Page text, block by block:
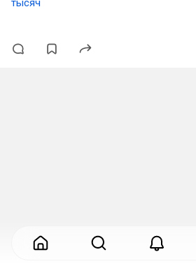
тысяч